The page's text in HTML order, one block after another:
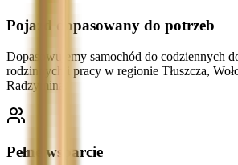
Pojazd dopasowany do potrzeb
Dopasowujemy samochód do codziennych
rodzinnych i pracy w regionie Tłuszcza,
Radzymina.
Pełne wsparcie